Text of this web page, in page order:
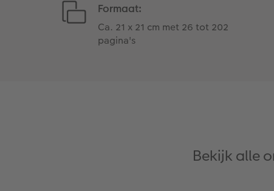
Formaat:
Ca. 21 x 21 cm met 26 tot 202
pagina's
Bekijk alle